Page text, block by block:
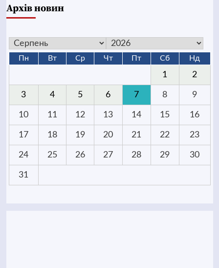
Архів новин
Пн Вт Ср Чт Пт Сб Нд
1 2
3 4 5 6 7 8 9
10 11 12 13 14 15 16
17 18 19 20 21 22 23
24 25 26 27 28 29 30
31